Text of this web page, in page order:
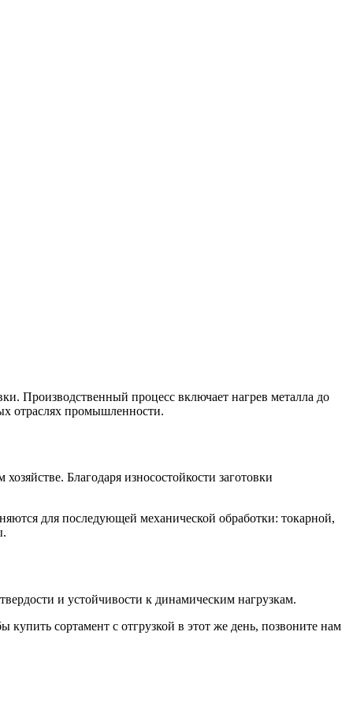
Производственный процесс включает нагрев металла до
отраслях промышленности.
Благодаря износостойкости заготовки
для последующей механической обработки: токарной,
и устойчивости к динамическим нагрузкам.
сортамент с отгрузкой в этот же день, позвоните нам